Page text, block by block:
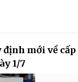
mới về
1/7